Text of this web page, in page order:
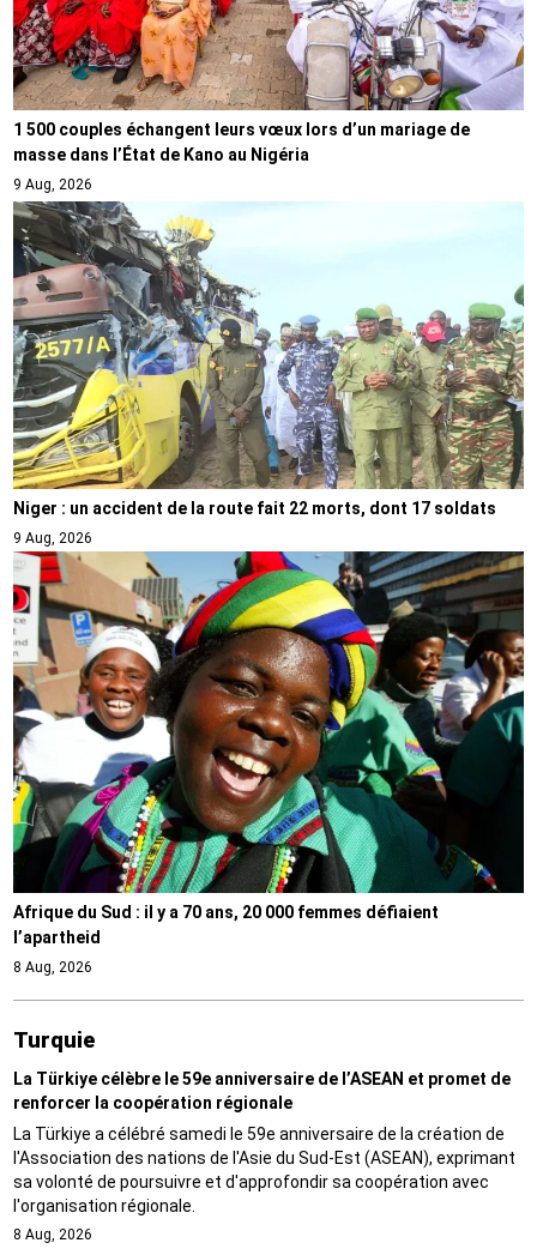
1 500 couples échangent leurs vœux lors d’un mariage de
masse dans l’État de Kano au Nigéria
9 Aug, 2026
Niger : un accident de la route fait 22 morts, dont 17 soldats
9 Aug, 2026
Afrique du Sud : il y a 70 ans, 20 000 femmes défiaient
l’apartheid
8 Aug, 2026
Turquie
La Türkiye célèbre le 59e anniversaire de l’ASEAN et promet de
renforcer la coopération régionale
La Türkiye a célébré samedi le 59e anniversaire de la création de
l'Association des nations de l'Asie du Sud-Est (ASEAN), exprimant
sa volonté de poursuivre et d'approfondir sa coopération avec
l'organisation régionale.
8 Aug, 2026